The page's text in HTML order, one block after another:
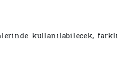
kullanılabilecek, farklı